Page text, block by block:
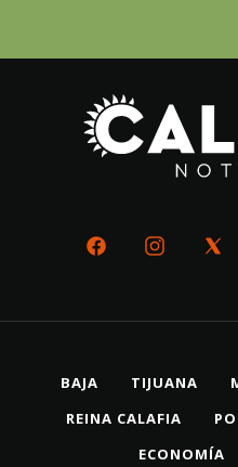
BAJA TIJUANA
REINA CALAFIA
ECONOMÍA